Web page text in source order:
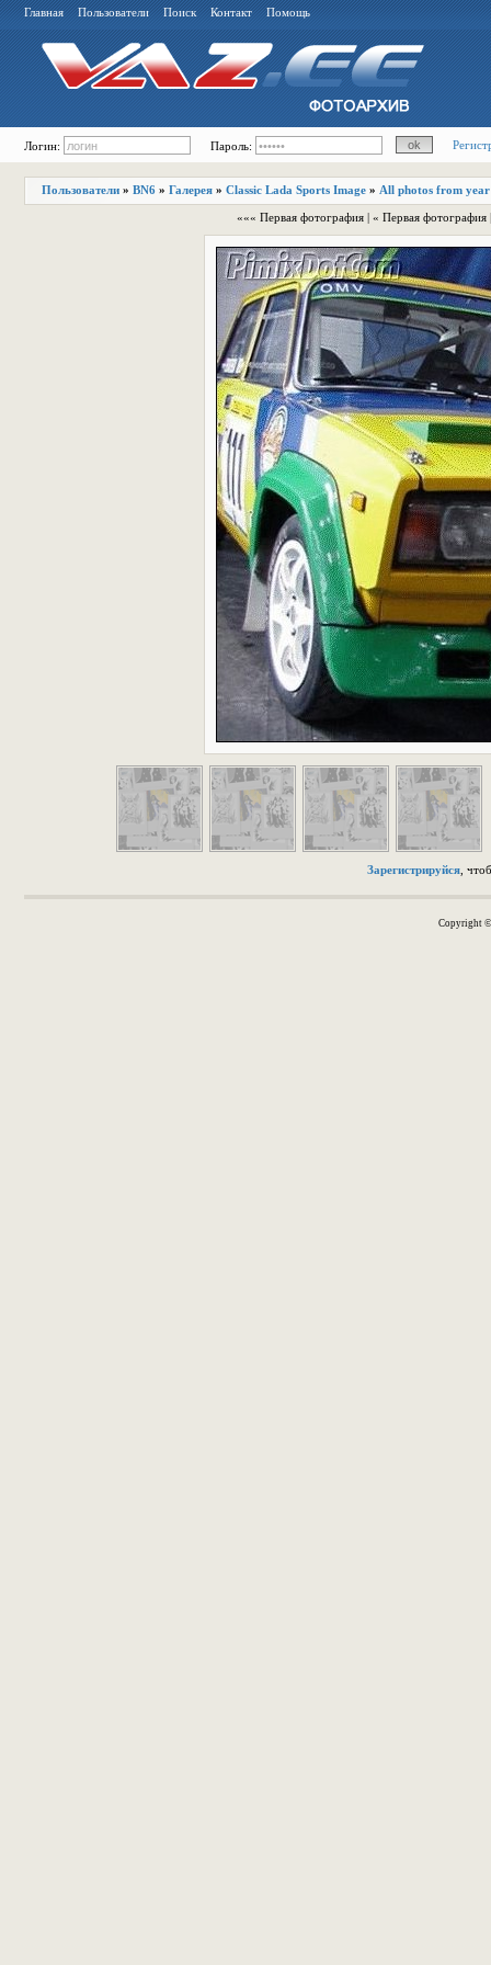
Главная Пользователи Поиск Контакт Помощь
Логин: Пароль:
Пользователи » BN6 » Галерея » Classic Lada Sports Image » All photos from year
««« Первая фотография | « Первая фотография
Зарегистрируйся,
Copyright